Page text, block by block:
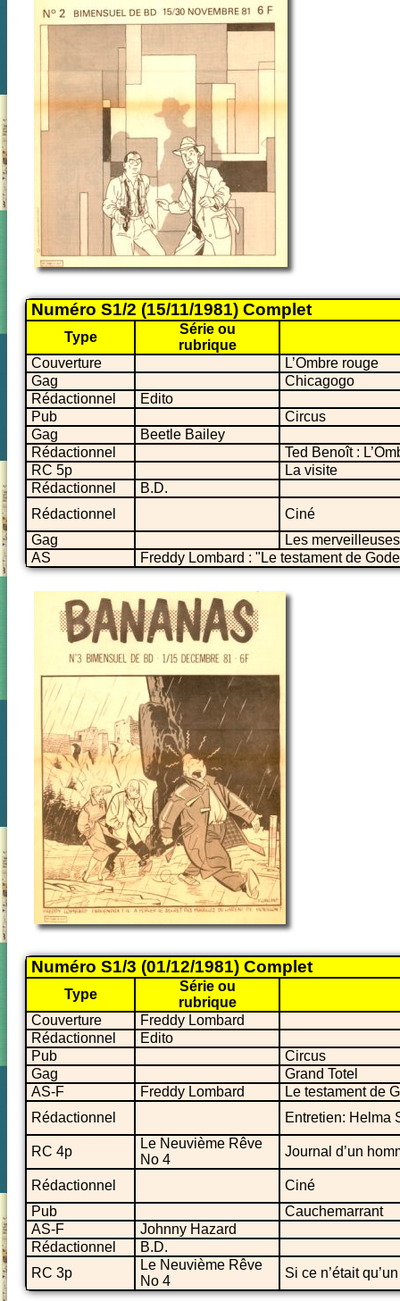
Numéro S1/2 (15/11/1981) Complet
Type
Série ou
rubrique
Couverture
L’Ombre rouge
Gag
Chicagogo
Rédactionnel
Edito
Pub
Circus
Gag
Beetle Bailey
Rédactionnel
Ted Benoît :
RC 5p
La visite
Rédactionnel
B.D.
Rédactionnel
Ciné
Gag
Les
AS
Freddy Lombard : "Le testament de
Numéro S1/3 (01/12/1981) Complet
Type
Série ou
rubrique
Couverture
Freddy Lombard
Rédactionnel
Edito
Pub
Circus
Gag
Grand Totel
AS-F
Freddy Lombard
Le testament de
Rédactionnel
Entretien: Helma
RC 4p
Le Neuvième Rêve
No 4
Journal d’un
Rédactionnel
Ciné
Pub
Cauchemarrant
AS-F
Johnny Hazard
Rédactionnel
B.D.
RC 3p
Le Neuvième Rêve
No 4
Si ce n’était